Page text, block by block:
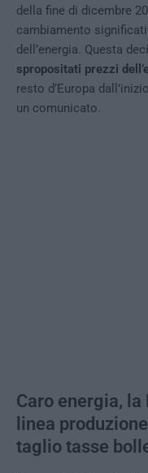
della fine di dicembre
cambiamento
dell’energia. Questa
spropositati prezzi
resto d’Europa
un comunicato.
Caro energia,
linea
taglio tasse